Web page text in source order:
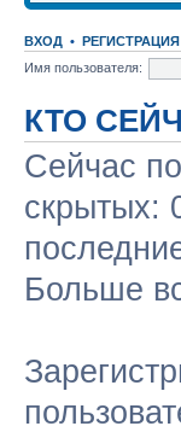
ВХОД • РЕГИСТРАЦИЯ
Имя пользователя:
КТО
Сейчас
скрытых:
Больше